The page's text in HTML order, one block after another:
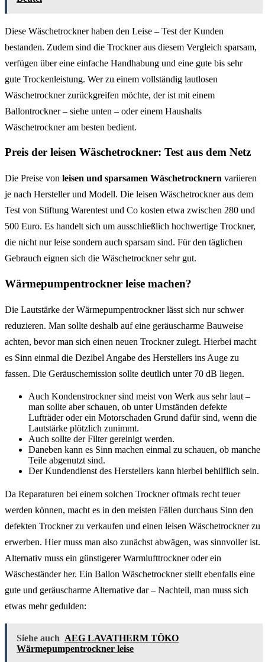
Diese Wäschetrockner haben den Leise – Test der Kunden
bestanden. Zudem sind die Trockner aus diesem Vergleich sparsam,
verfügen über eine einfache Handhabung und eine gute bis sehr
gute Trockenleistung. Wer zu einem vollständig lautlosen
Wäschetrockner zurückgreifen möchte, der ist mit einem
Ballontrockner – siehe unten – oder einem Haushalts
Wäschetrockner am besten bedient.
Preis der leisen Wäschetrockner: Test aus dem Netz
Die Preise von leisen und sparsamen Wäschetrocknern variieren
je nach Hersteller und Modell. Die leisen Wäschetrockner aus dem
Test von Stiftung Warentest und Co kosten etwa zwischen 280 und
500 Euro. Es handelt sich um ausschließlich hochwertige Trockner,
die nicht nur leise sondern auch sparsam sind. Für den täglichen
Gebrauch eignen sich die Wäschetrockner sehr gut.
Wärmepumpentrockner leise machen?
Die Lautstärke der Wärmepumpentrockner lässt sich nur schwer
reduzieren. Man sollte deshalb auf eine geräuscharme Bauweise
achten, bevor man sich einen neuen Trockner zulegt. Hierbei macht
es Sinn einmal die Dezibel Angabe des Herstellers ins Auge zu
fassen. Die Geräuschemission sollte deutlich unter 70 dB liegen.
Auch Kondenstrockner sind meist von Werk aus sehr laut –
man sollte aber schauen, ob unter Umständen defekte
Lufträder oder ein Motorschaden Grund dafür sind, wenn die
Lautstärke plötzlich zunimmt.
Auch sollte der Filter gereinigt werden.
Daneben kann es Sinn machen einmal zu schauen, ob manche
Teile abgenutzt sind.
Der Kundendienst des Herstellers kann hierbei behilflich sein.
Da Reparaturen bei einem solchen Trockner oftmals recht teuer
werden können, macht es in den meisten Fällen durchaus Sinn den
defekten Trockner zu verkaufen und einen leisen Wäschetrockner zu
erwerben. Hier muss man also zunächst abwägen, was sinnvoller ist.
Alternativ muss ein günstigerer Warmlufttrockner oder ein
Wäscheständer her. Ein Ballon Wäschetrockner stellt ebenfalls eine
gute und geräuscharme Alternative dar – Nachteil, man muss sich
etwas mehr gedulden:
Siehe auch AEG LAVATHERM TÖKO
Wärmepumpentrockner leise